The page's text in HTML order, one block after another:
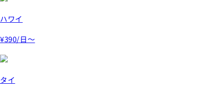
ハワイ
¥390/日～
タイ